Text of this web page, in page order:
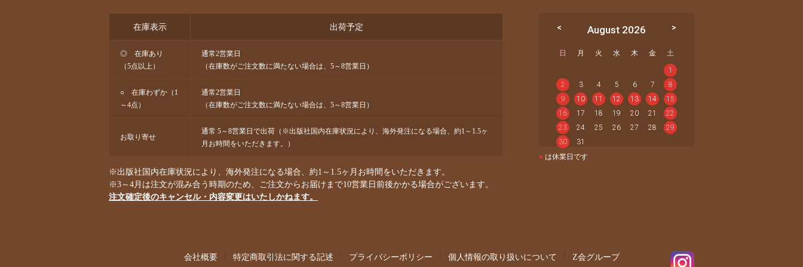
在庫表示 出荷予定
◎ 在庫あり
（5点以上）
通常2営業日
（在庫数がご注文数に満たない場合は、5～8営業日）
○ 在庫わずか（1
～4点）
通常2営業日
（在庫数がご注文数に満たない場合は、5～8営業日）
お取り寄せ
通常 5～8営業日で出荷（※出版社国内在庫状況により、海外発注になる場合、約1～1.5ヶ
月お時間をいただきます。）
※出版社国内在庫状況により、海外発注になる場合、約1～1.5ヶ月お時間をいただきます。
※3～4月は注文が混み合う時期のため、ご注文からお届けまで10営業日前後かかる場合がございます。
注文確定後のキャンセル・内容変更はいたしかねます。
August 2026
日 月 火 水 木 金 土
1
2
3 4 5 6 7
8
9
10 11 12 13 14
15
16
17 18 19 20 21
22
23
24 25 26 27 28
29
30
31
● は休業日です
会社概要 特定商取引法に関する記述 プライバシーポリシー 個人情報の取り扱いについて Z会グループ